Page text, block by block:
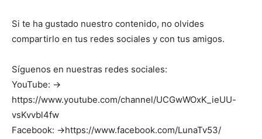
Si te ha gustado nuestro contenido, no olvides
compartirlo en tus redes sociales y con tus amigos.
Síguenos en nuestras redes sociales:
YouTube: →
https://www.youtube.com/channel/UCGwWOxK_ieUU-
vsKvvbl4fw
Facebook: →https://www.facebook.com/LunaTv53/